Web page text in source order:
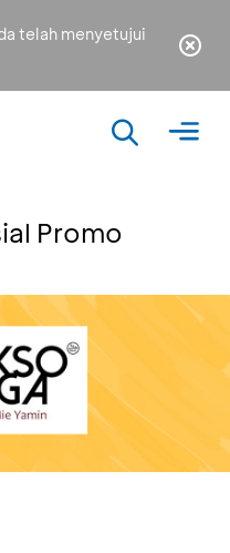
telah menyetujui
Promo